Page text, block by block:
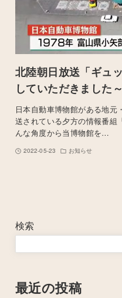
北陸朝日放送「ギュ
していただきました～
日本自動車博物館がある地
送されている夕方の情報番組
んな角度から当博物館を…
2022-05-23 お知らせ
検索
最近の投稿